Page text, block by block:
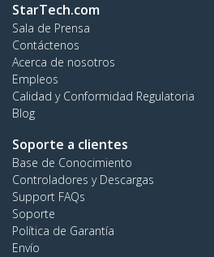
StarTech.com
Sala de Prensa
Contáctenos
Acerca de nosotros
Empleos
Calidad y Conformidad Regulatoria
Blog
Soporte a clientes
Base de Conocimiento
Controladores y Descargas
Support FAQs
Soporte
Política de Garantía
Envío